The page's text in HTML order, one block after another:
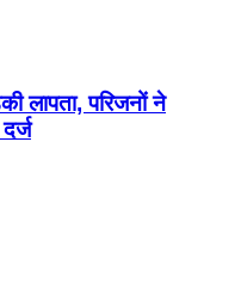
लापता, परिजनों ने